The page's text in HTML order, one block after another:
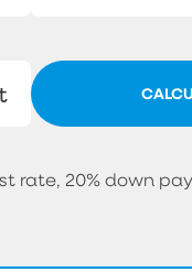
rate, 20% down